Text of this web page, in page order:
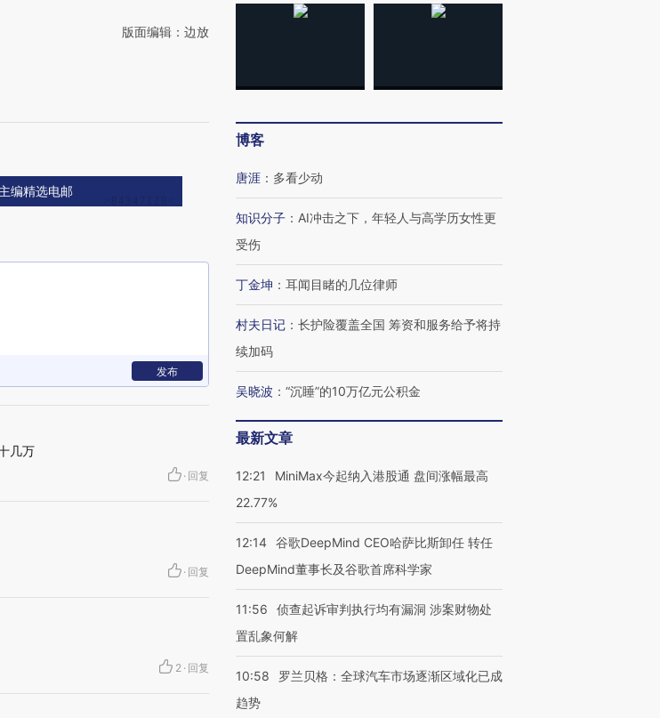
版面编辑：边放
编精选电邮
发布
几万
· 回复
· 回复
2 · 回复
博客
唐涯 ： 多看少动
知识分子 ： AI冲击之下，年轻人与高学历女性更
受伤
丁金坤 ： 耳闻目睹的几位律师
村夫日记 ： 长护险覆盖全国 筹资和服务给予将持
续加码
吴晓波 ： “沉睡”的10万亿元公积金
最新文章
12:21
MiniMax今起纳入港股通 盘间涨幅最高
22.77%
12:14 谷歌DeepMind CEO哈萨比斯卸任 转任
DeepMind董事长及谷歌首席科学家
11:56
侦查起诉审判执行均有漏洞 涉案财物处
置乱象何解
10:58
罗兰贝格：全球汽车市场逐渐区域化已成
趋势